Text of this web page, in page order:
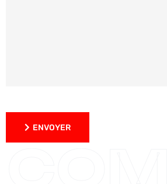
ENVOYER